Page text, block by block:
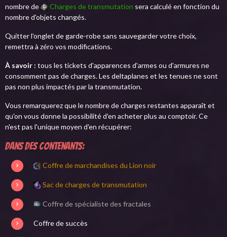
nombre de
Charges de transmutation sera calculé en fonction du
nombre d'objets changés.
Quitter l'onglet de garde-robe sans sauvegarder votre choix,
remettra à zéro vos modifications.
À savoir : tous les tickets d'apparences d'armes ou d'armures ne
consomment pas de charges. Les deltaplanes et les tenues ne sont
pas non plus impactés par la transmutation.
Vous remarquerez que le nombre de charges restantes apparaît et
qu'on vous donne la possibilité d'en acheter plus au comptoir. Ce
n'est pas l'unique moyen d'en récupérer:
Dans des contenants:
Coffre de marchandises du Lion noir
Sac de charges de transmutation
Coffre de spécialiste des fractales
Coffre de succès